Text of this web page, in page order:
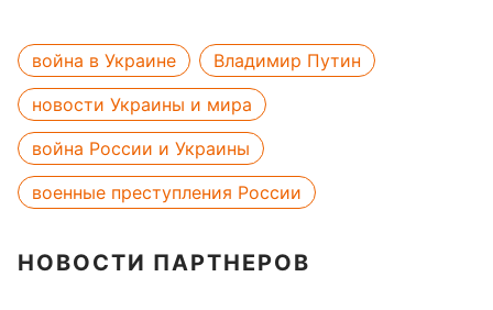
война в Украине
Владимир Путин
новости Украины и мира
война России и Украины
военные преступления России
НОВОСТИ ПАРТНЕРОВ